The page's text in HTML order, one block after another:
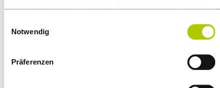
im Rahmen Ihrer Nutzung der Dienste gesammelt haben.
Notwendig
Präferenzen
IM INDUSTRIESERVICE